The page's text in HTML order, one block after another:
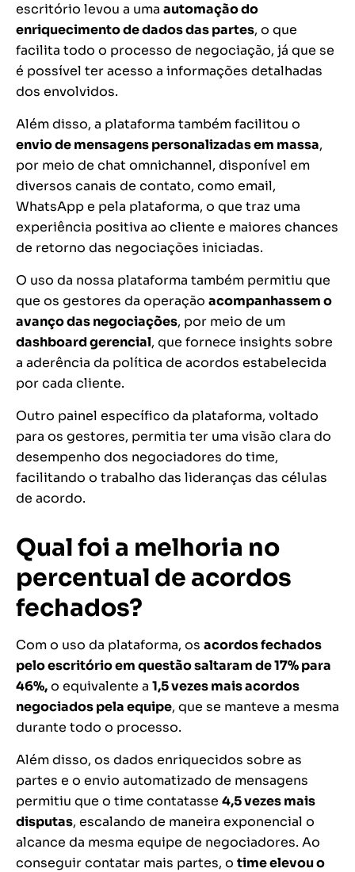
escritório levou a uma automação do
enriquecimento de dados das partes, o que
facilita todo o processo de negociação, já que se
é possível ter acesso a informações detalhadas
dos envolvidos.
Além disso, a plataforma também facilitou o
envio de mensagens personalizadas em massa,
por meio de chat omnichannel, disponível em
diversos canais de contato, como email,
WhatsApp e pela plataforma, o que traz uma
experiência positiva ao cliente e maiores chances
de retorno das negociações iniciadas.
O uso da nossa plataforma também permitiu que
que os gestores da operação acompanhassem o
avanço das negociações, por meio de um
dashboard gerencial, que fornece insights sobre
a aderência da política de acordos estabelecida
por cada cliente.
Outro painel específico da plataforma, voltado
para os gestores, permitia ter uma visão clara do
desempenho dos negociadores do time,
facilitando o trabalho das lideranças das células
de acordo.
Qual foi a melhoria no
percentual de acordos
fechados?
Com o uso da plataforma, os acordos fechados
pelo escritório em questão saltaram de 17% para
46%,o equivalente a 1,5 vezes mais acordos
negociados pela equipe, que se manteve a mesma
durante todo o processo.
Além disso, os dados enriquecidos sobre as
partes e o envio automatizado de mensagens
permitiu que o time contatasse 4,5 vezes mais
disputas, escalando de maneira exponencial o
alcance da mesma equipe de negociadores. Ao
conseguir contatar mais partes, o time elevou o